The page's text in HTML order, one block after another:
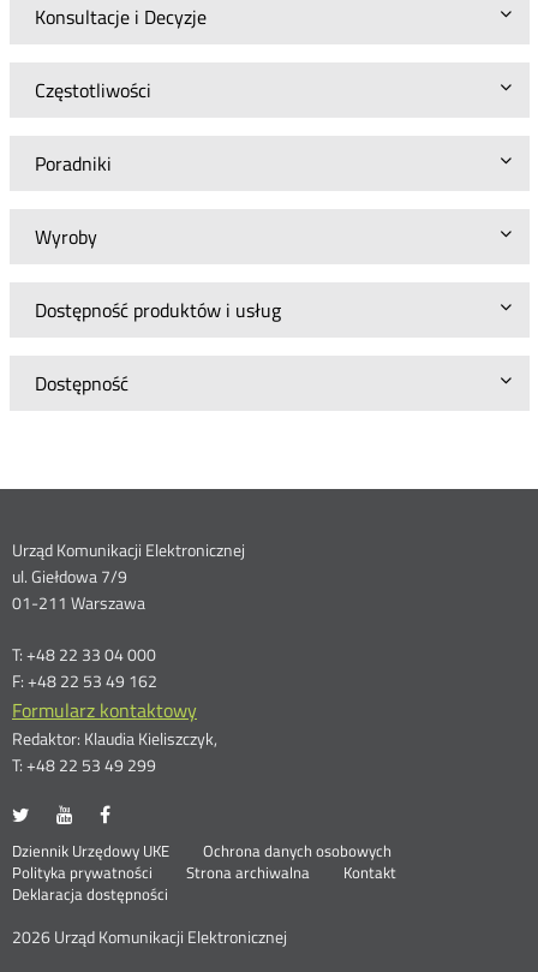
Konsultacje i Decyzje
Częstotliwości
Poradniki
Wyroby
Dostępność produktów i usług
Dostępność
Dane
kontaktowe
Urząd Komunikacji Elektronicznej
ul. Giełdowa 7/9
01-211 Warszawa
T: +48 22 33 04 000
F: +48 22 53 49 162
Formularz kontaktowy
Redaktor: Klaudia Kieliszczyk,
T: +48 22 53 49 299
UKE
portalu
Twitter
Otwórz
nowym
oknie
UKE
portalu
Youtube
Otwórz
nowym
oknie
portalu
Facebook
nowym
oknie
Stopka
menu
Dziennik Urzędowy UKE Otwórz
Ochrona danych osobowych
Polityka prywatności
Otwórz
w
oknie
Strona archiwalna
Kontakt
Deklaracja dostępności
2026 Urząd Komunikacji Elektronicznej